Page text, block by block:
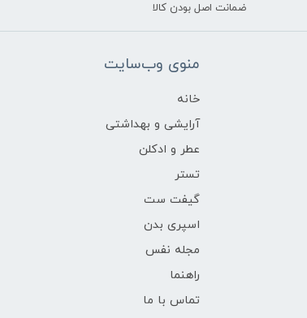
ضمانت اصل بودن کالا
منوی وب‌سایت
خانه
آرایشی و بهداشتی
عطر و ادکلن
تستر
گیفت ست
اسپری بدن
مجله نفس
راهنما
تماس با ما